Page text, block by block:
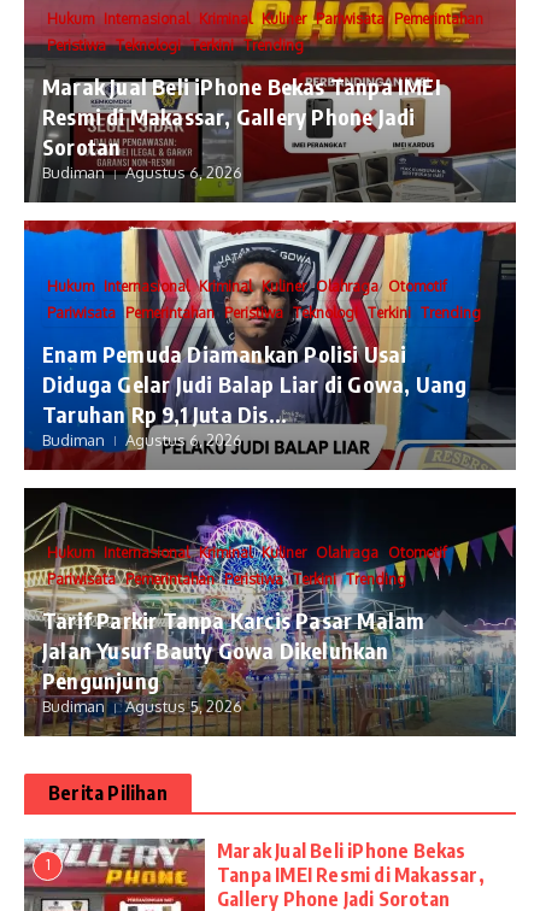
Hukum Internasional Kriminal Kuliner Pariwisata Pemerintahan
Peristiwa Teknologi Terkini Trending
​Marak Jual Beli iPhone Bekas Tanpa IMEI
Resmi di Makassar, Gallery Phone Jadi
Sorotan
Budiman Agustus 6, 2026
Hukum Internasional Kriminal Kuliner Olahraga Otomotif
Pariwisata Pemerintahan Peristiwa Teknologi Terkini Trending
Enam Pemuda Diamankan Polisi Usai
Diduga Gelar Judi Balap Liar di Gowa, Uang
Taruhan Rp 9,1 Juta Dis...
Budiman Agustus 6, 2026
Hukum Internasional Kriminal Kuliner Olahraga Otomotif
Pariwisata Pemerintahan Peristiwa Terkini Trending
Tarif Parkir Tanpa Karcis Pasar Malam
Jalan Yusuf Bauty Gowa Dikeluhkan
Pengunjung
Budiman Agustus 5, 2026
Berita Pilihan
1
​Marak Jual Beli iPhone Bekas
Tanpa IMEI Resmi di Makassar,
Gallery Phone Jadi Sorotan